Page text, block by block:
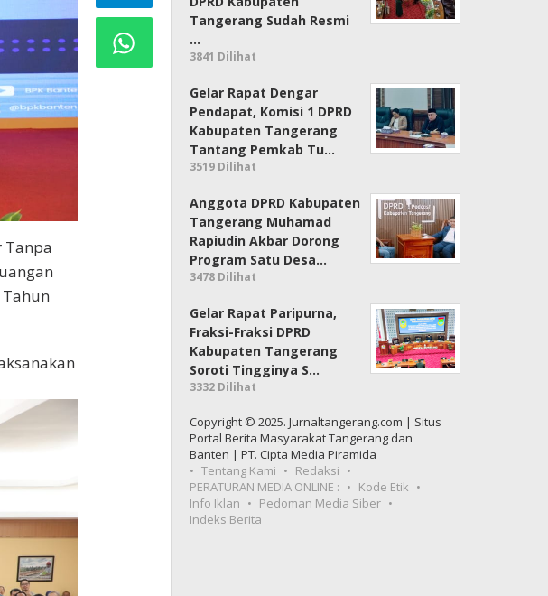
Tanpa
Tahun
Tangerang Sudah Resmi
…
3841 Dilihat
Gelar Rapat Dengar
Pendapat, Komisi 1 DPRD
Kabupaten Tangerang
Tantang Pemkab Tu…
3519 Dilihat
Anggota DPRD Kabupaten
Tangerang Muhamad
Rapiudin Akbar Dorong
Program Satu Desa…
3478 Dilihat
Gelar Rapat Paripurna,
Fraksi-Fraksi DPRD
Kabupaten Tangerang
Soroti Tingginya S…
3332 Dilihat
Copyright © 2025. Jurnaltangerang.com | Situs
Portal Berita Masyarakat Tangerang dan
Banten | PT. Cipta Media Piramida
Tentang Kami
Redaksi
PERATURAN MEDIA ONLINE :
Kode Etik
Info Iklan
Pedoman Media Siber
Indeks Berita